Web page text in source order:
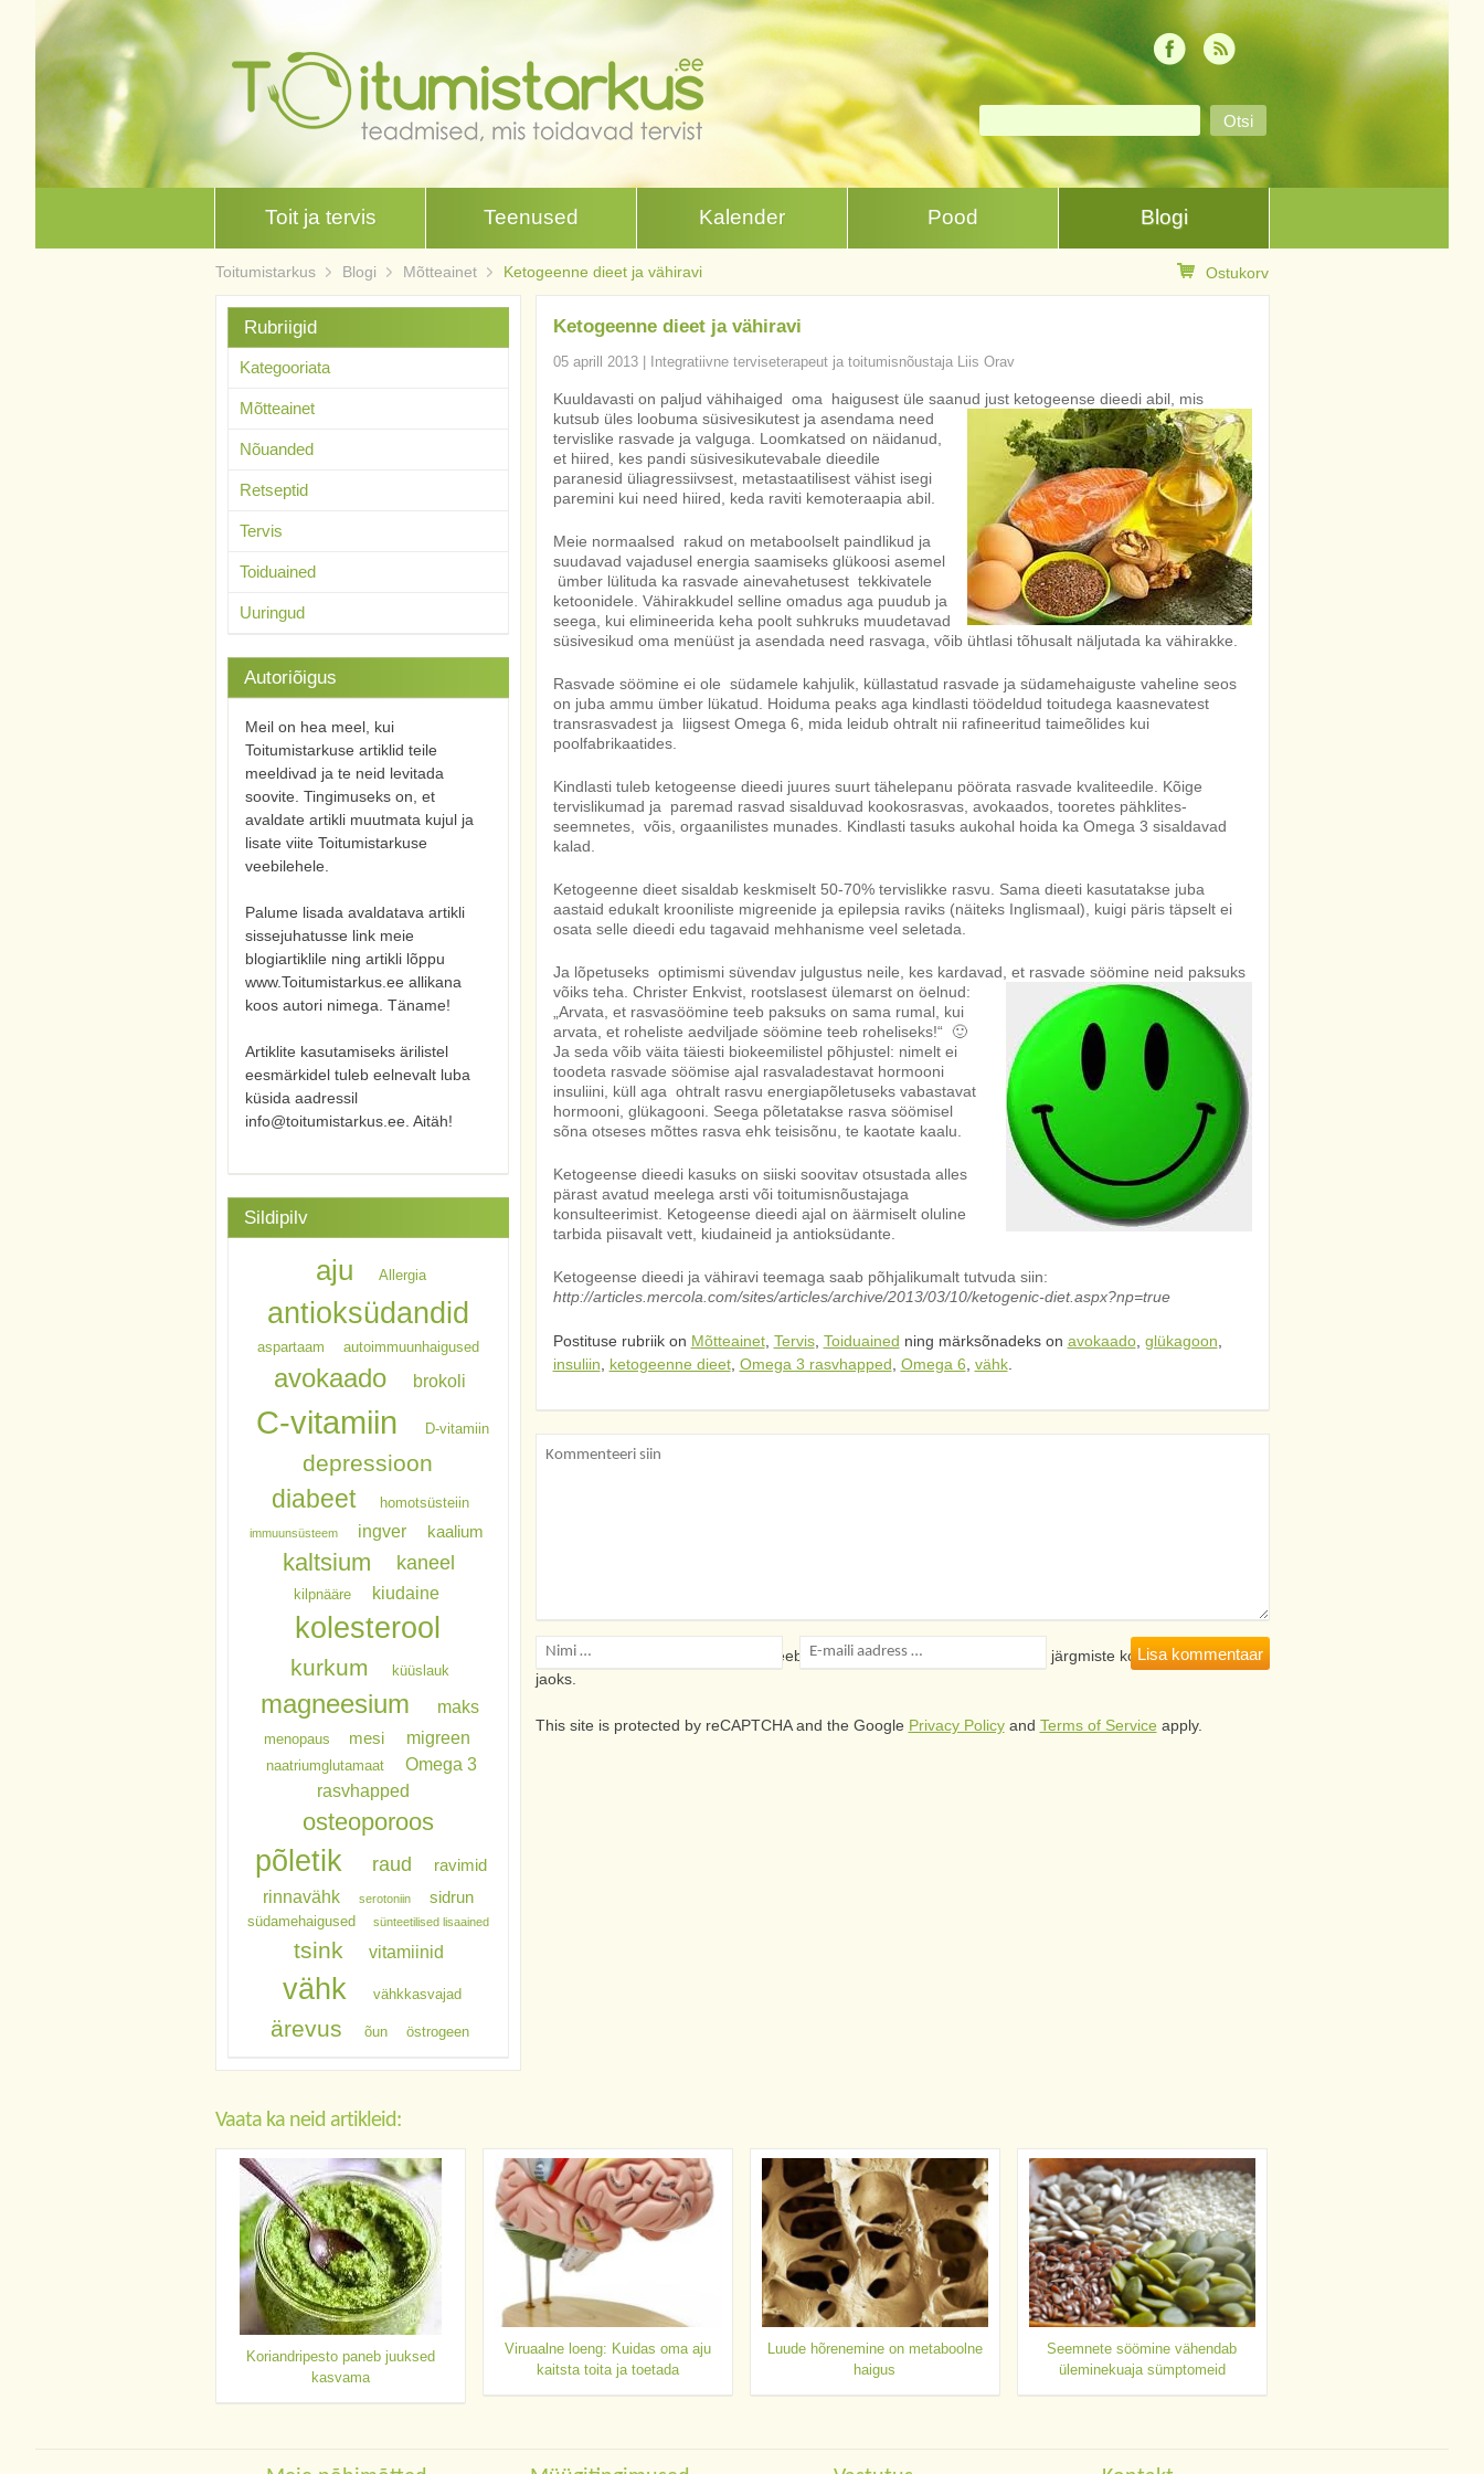
Toit ja tervis Teenused Kalender Pood Blogi
Toitumistarkus Blogi Mõtteainet Ketogeenne dieet ja vähiravi Ostukorv
Ketogeenne dieet ja vähiravi
05 aprill 2013| Integratiivne terviseterapeut ja toitumisnõustaja Liis Orav
Kuuldavasti on paljud vähihaiged oma haigusest üle saanud just ketogeense dieedi abil, mis
kutsub üles loobuma süsivesikutest ja asendama need
tervislike rasvade ja valguga. Loomkatsed on näidanud,
et hiired, kes pandi süsivesikutevabale dieedile
paranesid üliagressiivsest, metastaatilisest vähist isegi
paremini kui need hiired, keda raviti kemoteraapia abil.
Meie normaalsed rakud on metaboolselt paindlikud ja
suudavad vajadusel energia saamiseks glükoosi asemel
ümber lülituda ka rasvade ainevahetusest tekkivatele
ketoonidele. Vähirakkudel selline omadus aga puudub ja
seega, kui elimineerida keha poolt suhkruks muudetavad
süsivesikud oma menüüst ja asendada need rasvaga, võib ühtlasi tõhusalt näljutada ka vähirakke.
Rasvade söömine ei ole südamele kahjulik, küllastatud rasvade ja südamehaiguste vaheline seos
on juba ammu ümber lükatud. Hoiduma peaks aga kindlasti töödeldud toitudega kaasnevatest
transrasvadest ja liigsest Omega 6, mida leidub ohtralt nii rafineeritud taimeõlides kui
poolfabrikaatides.
Kindlasti tuleb ketogeense dieedi juures suurt tähelepanu pöörata rasvade kvaliteedile. Kõige
tervislikumad ja paremad rasvad sisalduvad kookosrasvas, avokaados, tooretes pähklites-
seemnetes, võis, orgaanilistes munades. Kindlasti tasuks aukohal hoida ka Omega 3 sisaldavad
kalad.
Ketogeenne dieet sisaldab keskmiselt 50-70% tervislikke rasvu. Sama dieeti kasutatakse juba
aastaid edukalt krooniliste migreenide ja epilepsia raviks (näiteks Inglismaal), kuigi päris täpselt ei
osata selle dieedi edu tagavaid mehhanisme veel seletada.
Ja lõpetuseks optimismi süvendav julgustus neile, kes kardavad, et rasvade söömine neid paksuks
võiks teha. Christer Enkvist, rootslasest ülemarst on öelnud:
„Arvata, et rasvasöömine teeb paksuks on sama rumal, kui
arvata, et roheliste aedviljade söömine teeb roheliseks!“ 🙂
Ja seda võib väita täiesti biokeemilistel põhjustel: nimelt ei
toodeta rasvade söömise ajal rasvaladestavat hormooni
insuliini, küll aga ohtralt rasvu energiapõletuseks vabastavat
hormooni, glükagooni. Seega põletatakse rasva söömisel
sõna otseses mõttes rasva ehk teisisõnu, te kaotate kaalu.
Ketogeense dieedi kasuks on siiski soovitav otsustada alles
pärast avatud meelega arsti või toitumisnõustajaga
konsulteerimist. Ketogeense dieedi ajal on äärmiselt oluline
tarbida piisavalt vett, kiudaineid ja antioksüdante.
Ketogeense dieedi ja vähiravi teemaga saab põhjalikumalt tutvuda siin:
http://articles.mercola.com/sites/articles/archive/2013/03/10/ketogenic-diet.aspx?np=true
Postituse rubriik on Mõtteainet, Tervis, Toiduained ning märksõnadeks on avokaado, glükagoon
insuliin
ketogeenne dieet, Omega 3 rasvhapped Omega 6 vähk.
Salvesta minu nimi, e-posti- ja veebiaadress sellesse veebilehitsejasse järgmiste kommentaaride
jaoks.
This site is protected by reCAPTCHA and the Google Privacy Policyand Terms of Service apply.
Rubriigid
Kategooriata
Mõtteainet
Nõuanded
Retseptid
Tervis
Toiduained
Uuringud
Autoriõigus
Meil on hea meel, kui
Toitumistarkuse artiklid teile
meeldivad ja te neid levitada
soovite. Tingimuseks on, et
avaldate artikli muutmata kujul ja
lisate viite Toitumistarkuse
veebilehele.
Palume lisada avaldatava artikli
sissejuhatusse link meie
blogiartiklile ning artikli lõppu
www.Toitumistarkus.ee allikana
koos autori nimega. Täname!
Artiklite kasutamiseks ärilistel
eesmärkidel tuleb eelnevalt luba
küsida aadressil
info@toitumistarkus.ee. Aitäh!
Sildipilv
aju Allergia
antioksüdandid
aspartaam autoimmuunhaigused
avokaado brokoli
C-vitamiin D-vitamiin
depressioon
diabeet homotsüsteiin
immuunsüsteem ingver kaalium
kaltsium kaneel
kilpnääre kiudaine
kolesterool
kurkum küüslauk
magneesium maks
menopaus mesi migreen
naatriumglutamaat
Omega 3
rasvhapped
osteoporoos
põletik raud ravimid
rinnavähk serotoniin sidrun
südamehaigused sünteetilised lisaained
tsink vitamiinid
vähk vähkkasvajad
ärevus õun östrogeen
Vaata ka neid artikleid:
Koriandripesto paneb juuksed
kasvama
Viruaalne loeng: Kuidas oma aju
kaitsta toita ja toetada
Luude hõrenemine on metaboolne
haigus
Seemnete söömine vähendab
üleminekuaja sümptomeid